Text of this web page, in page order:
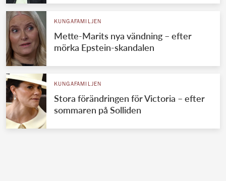
KUNGAFAMILJEN
Mette-Marits nya vändning – efter
mörka Epstein-skandalen
KUNGAFAMILJEN
Stora förändringen för Victoria – efter
sommaren på Solliden